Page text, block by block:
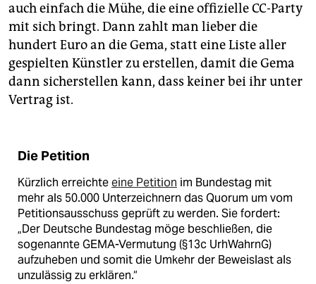
auch einfach die Mühe, die eine offizielle CC-Party
mit sich bringt. Dann zahlt man lieber die
hundert Euro an die Gema, statt eine Liste aller
gespielten Künstler zu erstellen, damit die Gema
dann sicherstellen kann, dass keiner bei ihr unter
Vertrag ist.
Die Petition
Kürzlich erreichteeine Petition im Bundestag mit
mehr als 50.000 Unterzeichnern das Quorum um vom
Petitionsausschuss geprüft zu werden. Sie fordert:
„Der Deutsche Bundestag möge beschließen, die
sogenannte GEMA-Vermutung (§13c UrhWahrnG)
aufzuheben und somit die Umkehr der Beweislast als
unzulässig zu erklären.“